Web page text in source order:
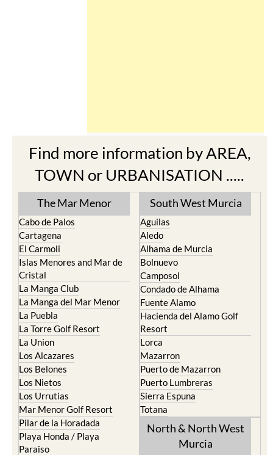
Find more information by AREA,
TOWN or URBANISATION .....
The Mar Menor
Cabo de Palos
Cartagena
El Carmoli
Islas Menores and Mar de
Cristal
La Manga Club
La Manga del Mar Menor
La Puebla
La Torre Golf Resort
La Union
Los Alcazares
Los Belones
Los Nietos
Los Urrutias
Mar Menor Golf Resort
Pilar de la Horadada
Playa Honda / Playa
Paraiso
South West Murcia
Aguilas
Aledo
Alhama de Murcia
Bolnuevo
Camposol
Condado de Alhama
Fuente Alamo
Hacienda del Alamo Golf
Resort
Lorca
Mazarron
Puerto de Mazarron
Puerto Lumbreras
Sierra Espuna
Totana
North & North West
Murcia